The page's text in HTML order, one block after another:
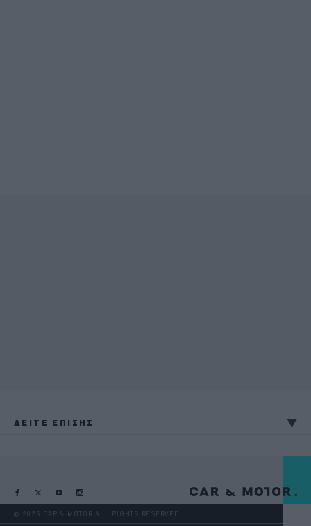
ΔΕΙΤΕ ΕΠΙΣΗΣ
@ 2026 CAR & MOTOR ALL RIGHTS RESERVED